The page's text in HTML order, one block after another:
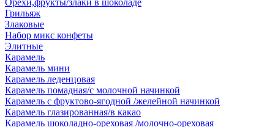
Орехи,фрукты/злаки в шоколаде
Грильяж
Злаковые
Набор микс конфеты
Элитные
Карамель
Карамель мини
Карамель леденцовая
Карамель помадная/с молочной начинкой
Карамель с фруктово-ягодной /желейной начинкой
Карамель глазированная/в какао
Карамель шоколадно-ореховая /молочно-ореховая